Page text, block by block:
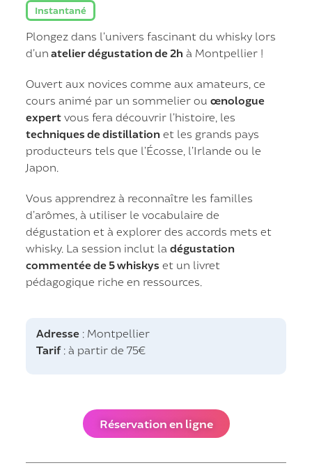
Instantané
Plongez dans l’univers fascinant du whisky lors
d’un atelier dégustation de 2h à Montpellier !
Ouvert aux novices comme aux amateurs, ce
cours animé par un sommelier ouœnologue
expert vous fera découvrir l’histoire, les
techniques de distillation et les grands pays
producteurs tels que l’Écosse, l’Irlande ou le
Japon.
Vous apprendrez à reconnaître les familles
d’arômes, à utiliser le vocabulaire de
dégustation et à explorer des accords mets et
whisky. La session inclut ladégustation
commentée de 5 whiskys et un livret
pédagogique riche en ressources.
Adresse : Montpellier
Tarif: à partir de 75€
Réservation en ligne